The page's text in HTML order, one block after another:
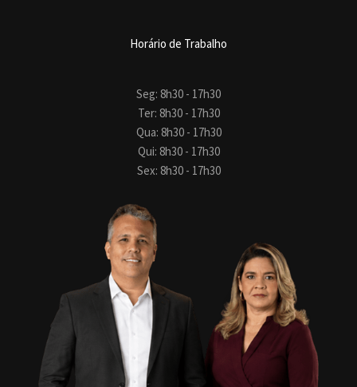
Horário de Trabalho
Seg: 8h30 - 17h30
Ter: 8h30 - 17h30
Qua: 8h30 - 17h30
Qui: 8h30 - 17h30
Sex: 8h30 - 17h30